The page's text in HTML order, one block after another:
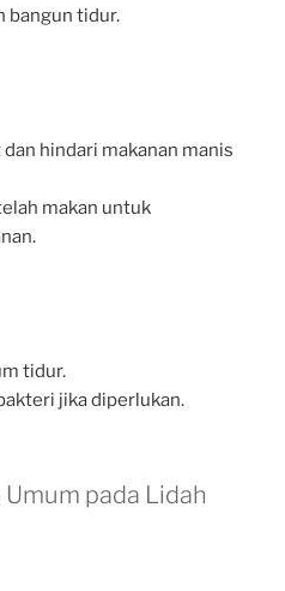
bangun tidur.
hindari makanan manis
makan untuk
tidur.
jika diperlukan.
pada Lidah